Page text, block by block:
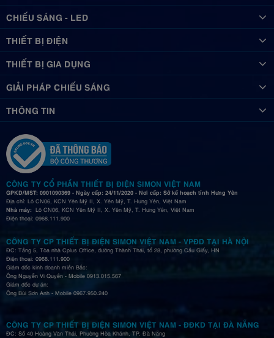
CHIẾU SÁNG - LED
THIẾT BỊ ĐIỆN
THIẾT BỊ GIA DỤNG
GIẢI PHÁP CHIẾU SÁNG
THÔNG TIN
CÔNG TY CỔ PHẦN THIẾT BỊ ĐIỆN SIMON VIỆT NAM
GPKD/MST: 0901090369 - Ngày cấp: 24/11/2020 - Nơi cấp: Sở kế hoạch tỉnh Hưng Yên
Địa chỉ: Lô CN06, KCN Yên Mỹ II, X. Yên Mỹ, T. Hưng Yên, Việt Nam
Nhà máy: Lô CN06, KCN Yên Mỹ II, X. Yên Mỹ, T. Hưng Yên, Việt Nam
Điện thoại: 0968.111.900
CÔNG TY CP THIẾT BỊ ĐIỆN SIMON VIỆT NAM - VPĐD TẠI HÀ NỘI
ĐC: Tầng 5, Tòa nhà Cplus Office, đường Thành Thái, tổ 28, phường Cầu Giấy, HN
Điện thoại: 0968.111.900
Giám đốc kinh doanh miền Bắc:
Ông Nguyễn Vi Quyền - Mobile 0913.015.567
Giám đốc dự án:
Ông Bùi Sơn Anh - Mobile 0967.950.240
CÔNG TY CP THIẾT BỊ ĐIỆN SIMON VIỆT NAM - ĐĐKD TẠI ĐÀ NẴNG
ĐC: Số 40 Hoàng Văn Thái, Phường Hòa Khánh, TP. Đà Nẵng